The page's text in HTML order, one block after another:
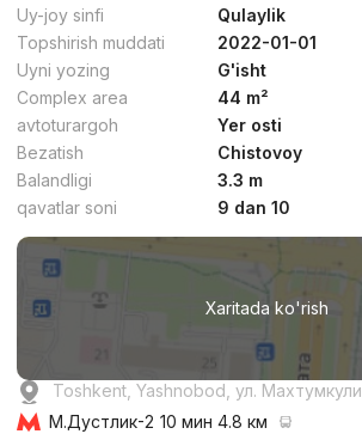
Uy-joy sinfi
Qulaylik
Topshirish muddati
2022-01-01
Uyni yozing
G'isht
Complex area
44 m²
avtoturargoh
Yer osti
Bezatish
Chistovoy
Balandligi
3.3 m
qavatlar soni
9 dan 10
Xaritada ko'rish
Toshkent, Yashnobod, ул. Махтумкули
М.Дустлик-2 10 мин 4.8 км